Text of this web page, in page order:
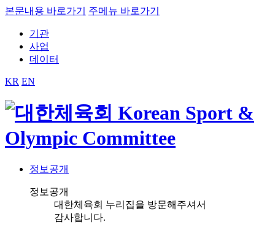
본문내용 바로가기 주메뉴 바로가기
기관
사업
데이터
KR EN
정보공개
정보공개
대한체육회 누리집을 방문해주셔서
감사합니다.